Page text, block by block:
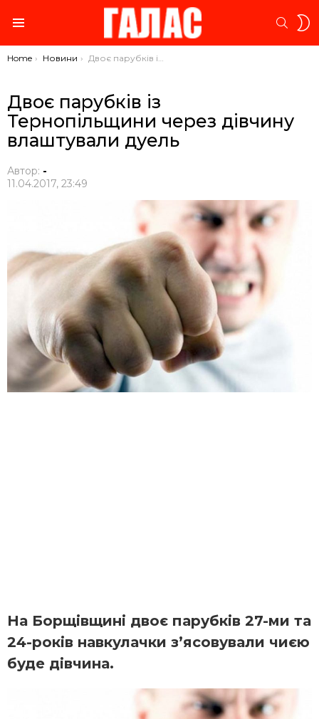
You are here:
Home Новини Двоє парубків із Тернопільщини через дівчину влаштували дуель
Двоє парубків із
Тернопільщини через дівчину
влаштували дуель
Автор: -
11.04.2017, 23:49
На Борщівщині двоє парубків 27-ми та
24-років навкулачки з’ясовували чиєю
буде дівчина.